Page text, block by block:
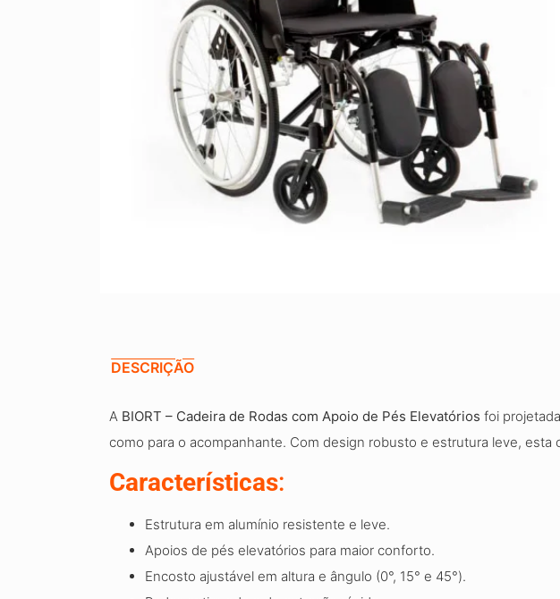
DESCRIÇÃO
A BIORT – Cadeira de Rodas com Apoio de Pés Elevatórios foi
como para o acompanhante. Com design robusto e estrutura leve,
Características:
Estrutura em alumínio resistente e leve.
Apoios de pés elevatórios para maior conforto.
Encosto ajustável em altura e ângulo (0°, 15° e 45°).